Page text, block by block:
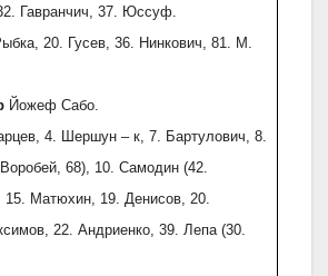
Гавранчич, 37. Юссуф.
20. Гусев, 36. Нинкович, 81. М.
Йожеф Сабо.
4. Шершун – к, 7. Бартулович, 8.
68), 10. Самодин (42.
15. Матюхин, 19. Денисов, 20.
22. Андриенко, 39. Лепа (30.